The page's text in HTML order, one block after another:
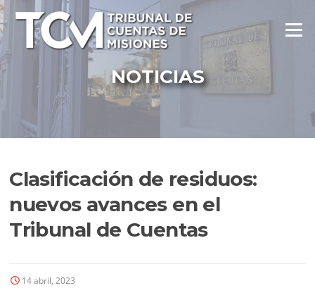
Ir
al
contenido
Menú
NOTICIAS
Clasificación de residuos:
nuevos avances en el
Tribunal de Cuentas
14 abril, 2023